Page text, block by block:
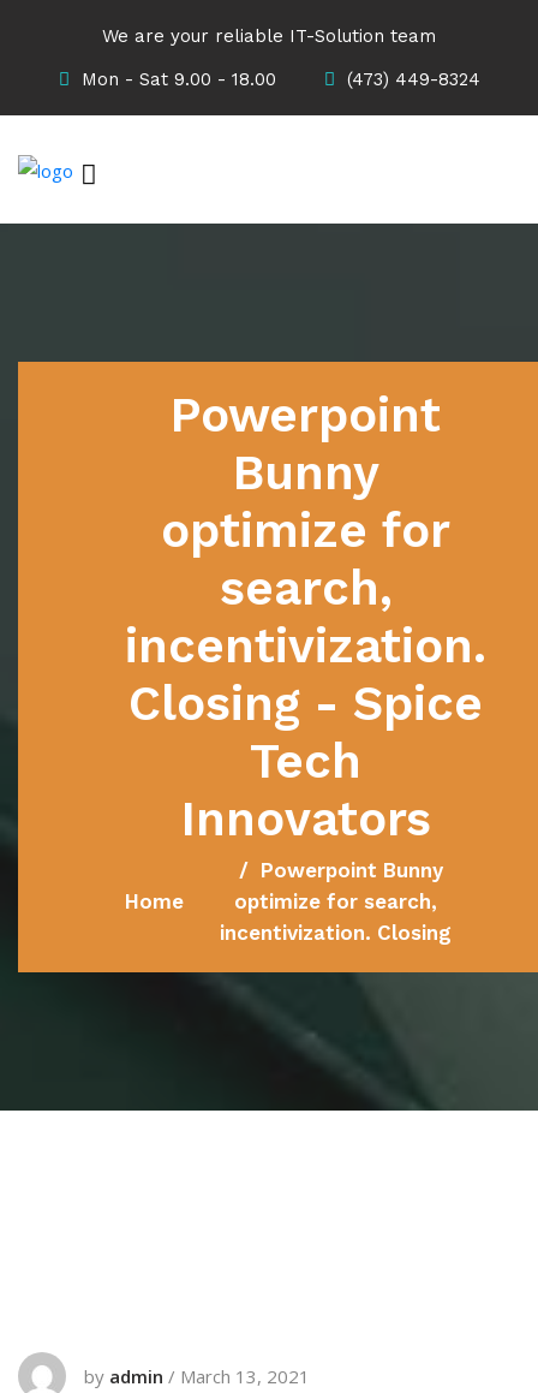
We are your reliable IT-Solution team
Mon - Sat 9.00 - 18.00
(473) 449-8324
Powerpoint
Bunny
optimize for
search,
incentivization.
Closing - Spice
Tech
Innovators
Home
Powerpoint Bunny
optimize for search,
incentivization. Closing
by admin / March 13, 2021